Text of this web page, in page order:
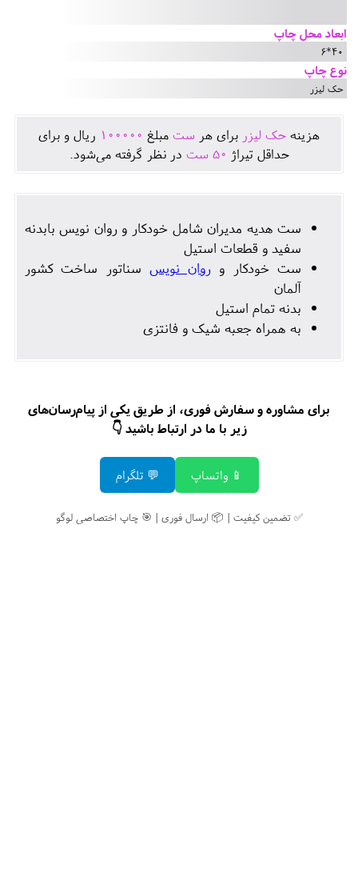
ابعاد محل چاپ
40*6
نوع چاپ
حک لیزر
هزينه حک لیزر برای هر ست مبلغ 100000 ريال و برای
حداقل تيراژ 50 ست در نظر گرفته می‌شود.
ست هدیه مدیران شامل خودکار و روان نویس بابدنه
سفید و قطعات استیل
ست خودکار و روان نویس سناتور ساخت کشور
آلمان
بدنه تمام استیل
به همراه جعبه شیک و فانتزی
برای مشاوره و سفارش فوری، از طریق یکی از پیام‌رسان‌های
زیر با ما در ارتباط باشید 👇
📱 واتساپ 💬 تلگرام
✅ تضمین کیفیت | 📦 ارسال فوری | 🎯 چاپ اختصاصی لوگو